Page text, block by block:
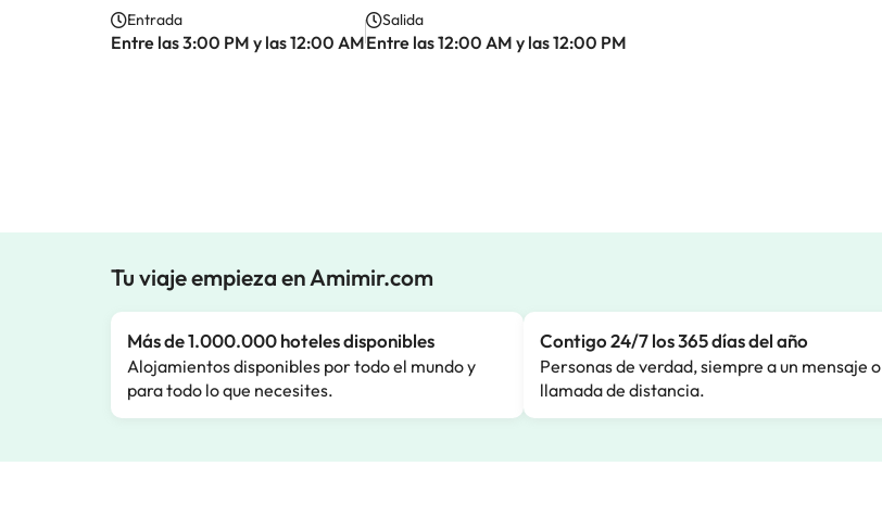
Entrada
Entre las 3:00 PM y las 12:00 AM
Salida
Entre las 12:00 AM y las 12:00 PM
Tu viaje empieza en Amimir.com
Más de 1.000.000 hoteles disponibles
Alojamientos disponibles por todo el mundo y
para todo lo que necesites.
Contigo 24/7 los 365 días del año
Personas de verdad, siempre a un mensaje o
llamada de distancia.